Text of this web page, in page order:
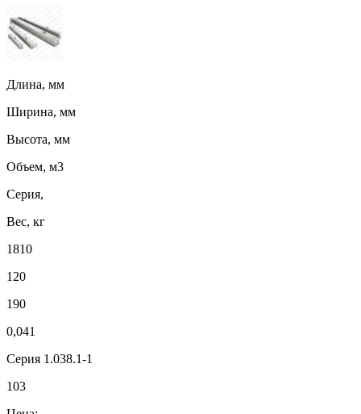
Длина, мм
Ширина, мм
Высота, мм
Объем, м3
Серия,
Вес, кг
1810
120
190
0,041
Серия 1.038.1-1
103